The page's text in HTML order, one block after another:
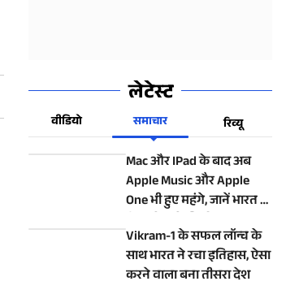
लेटेस्ट
वीडियो समाचार रिव्यू
Mac और IPad के बाद अब
Apple Music और Apple
One भी हुए महंगे, जानें भारत में
Vikram-1 के सफल लॉन्च के
साथ भारत ने रचा इतिहास, ऐसा
करने वाला बना तीसरा देश